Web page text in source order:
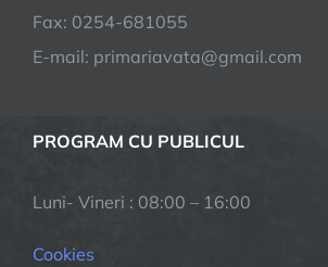
Fax: 0254-681055
E-mail: primariavata@gmail.com
PROGRAM CU PUBLICUL
Luni- Vineri : 08:00 – 16:00
Cookies